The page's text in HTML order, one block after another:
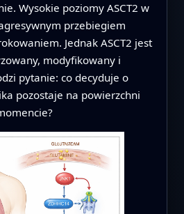
Wysokie poziomy ASCT2 w
przebiegiem
Jednak ASCT2 jest
modyfikowany i
pytanie: co decyduje o
pozostaje na powierzchni